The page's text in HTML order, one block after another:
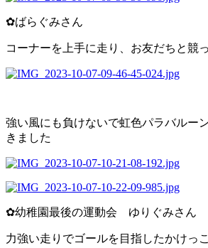
✿ばらぐみさん
コーナーを上手に走り、お友だちと競
強い風にも負けないで虹色パラバルー
きました
✿幼稚園最後の運動会 ゆりぐみさん
力強い走りでゴールを目指したかけっこ